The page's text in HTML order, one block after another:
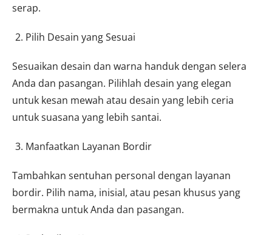
serap.
Pilih Desain yang Sesuai
Sesuaikan desain dan warna handuk dengan selera
Anda dan pasangan. Pilihlah desain yang elegan
untuk kesan mewah atau desain yang lebih ceria
untuk suasana yang lebih santai.
Manfaatkan Layanan Bordir
Tambahkan sentuhan personal dengan layanan
bordir. Pilih nama, inisial, atau pesan khusus yang
bermakna untuk Anda dan pasangan.